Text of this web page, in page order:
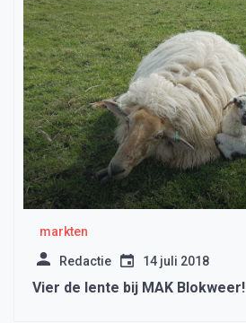
markten
Redactie 14 juli 2018
Vier de lente bij MAK Blokweer!